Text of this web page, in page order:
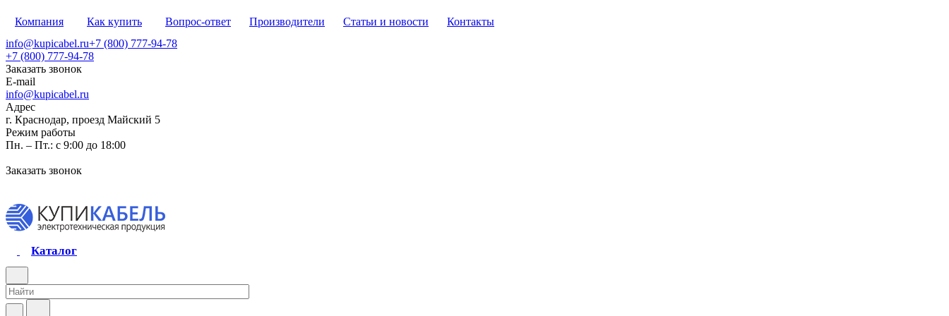
Компания Как купить Вопрос-ответ Производители Статьи и новости
Контакты
info@kupicabel.ru+7 (800) 777-94-78
+7 (800) 777-94-78
Заказать звонок
E-mail
info@kupicabel.ru
Адрес
г. Краснодар, проезд Майский 5
Режим работы
Пн. – Пт.: с 9:00 до 18:00
Заказать звонок
Каталог